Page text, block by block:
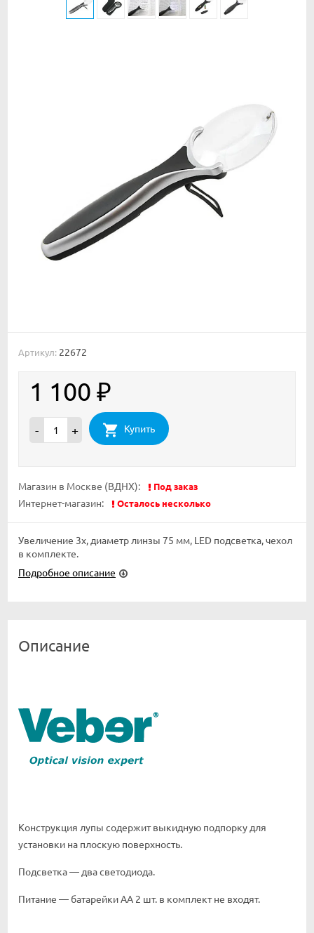
Артикул: 22672
1 100 ₽
- + Купить
Магазин в Москве (ВДНХ): Под заказ
Интернет-магазин: Осталось несколько
Увеличение 3х, диаметр линзы 75 мм, LED подсветка, чехол
в комплекте.
Подробное описание
Описание
Конструкция лупы содержит выкидную подпорку для
установки на плоскую поверхность.
Подсветка — два светодиода.
Питание — батарейки АА 2 шт. в комплект не входят.